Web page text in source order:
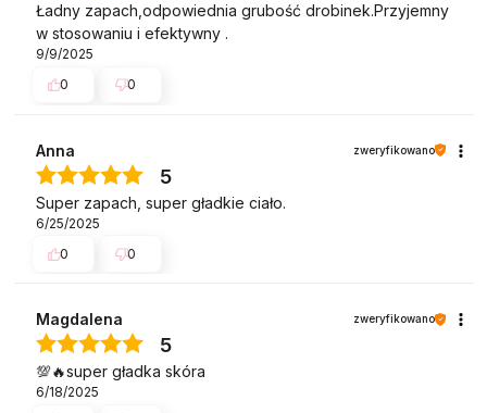
Ładny zapach,odpowiednia grubość drobinek.Przyjemny
w stosowaniu i efektywny .
9/9/2025
0
0
Anna zweryfikowano
5
Super zapach, super gładkie ciało.
6/25/2025
0
0
Magdalena zweryfikowano
5
💯🔥super gładka skóra
6/18/2025